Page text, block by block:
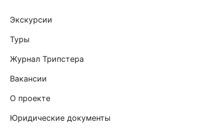
Экскурсии
Туры
Журнал Трипстера
Вакансии
О проекте
Юридические документы